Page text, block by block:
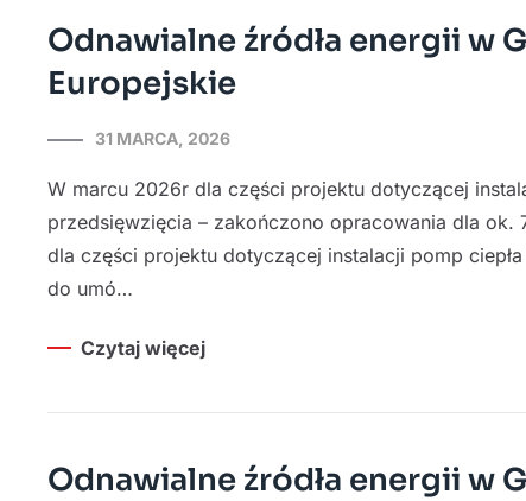
Odnawialne źródła energii w
Europejskie
31 MARCA, 2026
W marcu 2026r dla części projektu dotyczącej
przedsięwzięcia – zakończono opracowania dla
dla części projektu dotyczącej instalacji pomp
do umó…
Czytaj więcej
Odnawialne źródła energii w